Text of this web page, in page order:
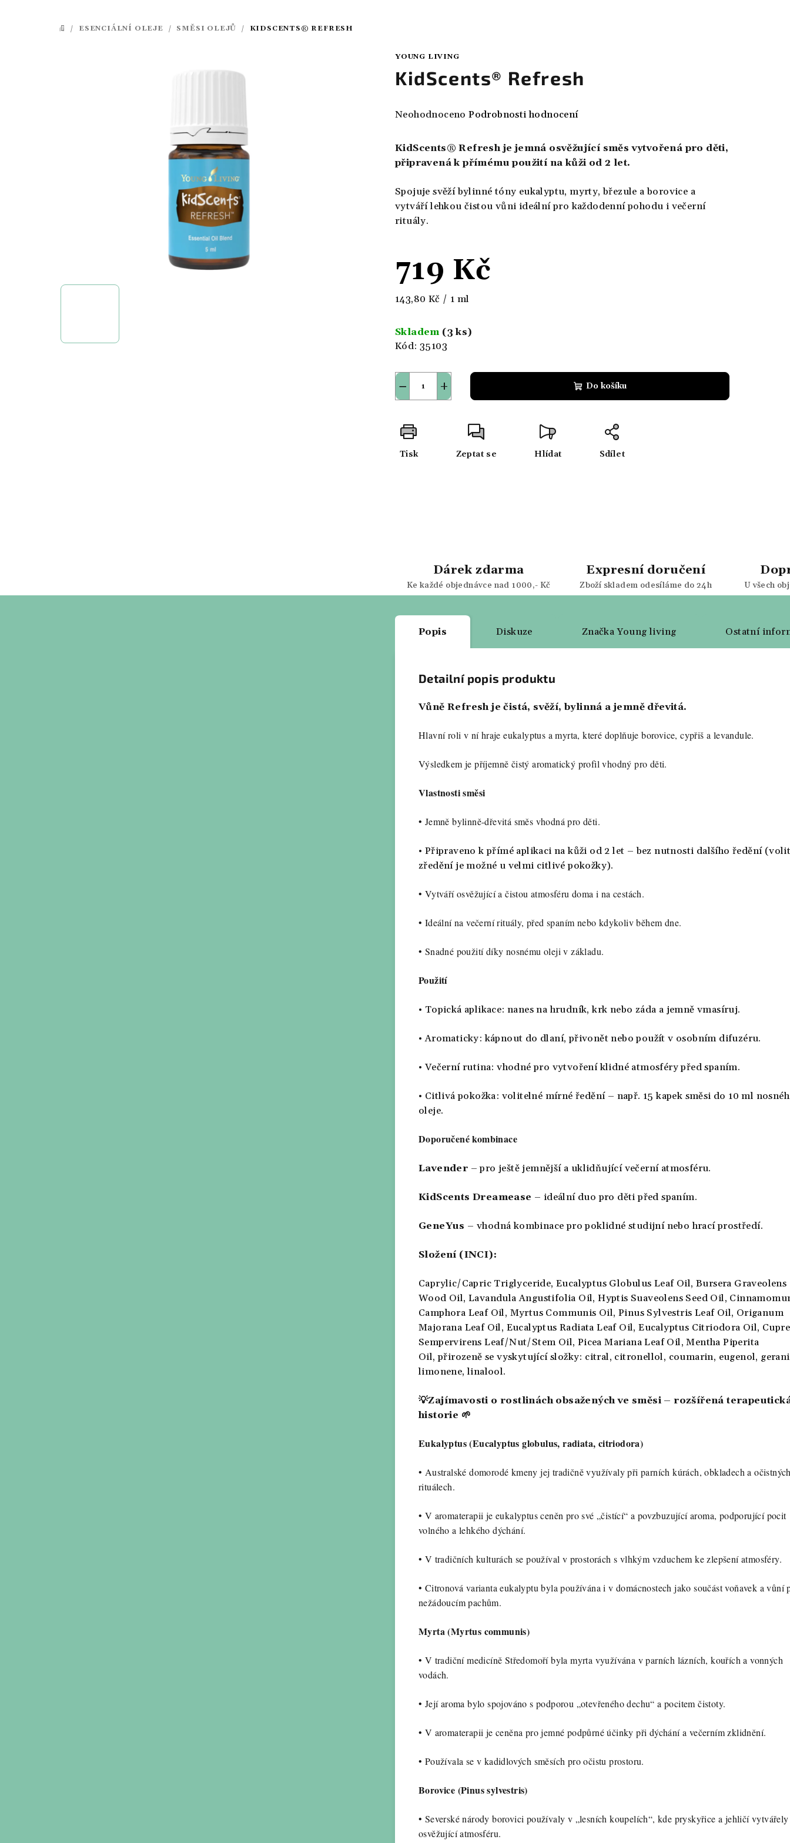
DOMŮ
/ ESENCIÁLNÍ OLEJE / SMĚSI OLEJŮ / KIDSCENTS® REFRESH
YOUNG LIVING
KidScents® Refresh
Průměrné
produktu
je
0,0
hvězdiček.
Neohodnoceno Podrobnosti hodnocení
KidScents® Refresh je jemná osvěžující směs vytvořená pro děti,
připravená k přímému použití na kůži od 2 let.
Spojuje svěží bylinné tóny eukalyptu, myrty, březule a borovice a
vytváří lehkou čistou vůni ideální pro každodenní pohodu i večerní
rituály.
719 Kč
Měrná
143,80 Kč / 1 ml
Skladem (3 ks)
Kód: 35103
+
− Do košíku
Tisk Zeptat se Hlídat Sdílet
Dárek zdarma
Ke každé objednávce nad 1000,- Kč
Expresní doručení
Zboží skladem odesíláme do 24h U všech
Popis Diskuze Značka Young living Ostatní
Detailní popis produktu
Vůně Refresh je čistá, svěží, bylinná a jemně dřevitá.
Hlavní roli v ní hraje eukalyptus a myrta, které doplňuje borovice, cypřiš a levandule.
Výsledkem je příjemně čistý aromatický profil vhodný pro děti.
Vlastnosti směsi
• Jemně bylinně-dřevitá směs vhodná pro děti.
• Připraveno k přímé aplikaci na kůži od 2 let – bez nutnosti dalšího ředění
zředění je možné u velmi citlivé pokožky).
• Vytváří osvěžující a čistou atmosféru doma i na cestách.
• Ideální na večerní rituály, před spaním nebo kdykoliv během dne.
• Snadné použití díky nosnému oleji v základu.
Použití
• Topická aplikace: nanes na hrudník, krk nebo záda a jemně vmasíruj.
• Aromaticky: kápnout do dlaní, přivonět nebo použít v osobním difuzéru.
• Večerní rutina: vhodné pro vytvoření klidné atmosféry před spaním.
• Citlivá pokožka: volitelné mírné ředění – např. 15 kapek směsi do 10 ml
oleje.
Doporučené kombinace
Lavender – pro ještě jemnější a uklidňující večerní atmosféru.
KidScents Dreamease – ideální duo pro děti před spaním.
GeneYus – vhodná kombinace pro poklidné studijní nebo hrací prostředí.
Složení (INCI):
Caprylic/Capric Triglyceride, Eucalyptus Globulus Leaf Oil, Bursera Graveolens
Wood Oil,Lavandula Angustifolia Oil,Hyptis Suaveolens Seed Oil,
Camphora Leaf Oil, Myrtus Communis Oil,Pinus Sylvestris Leaf Oil, Origanum
Majorana Leaf Oil, Eucalyptus Radiata Leaf Oil,Eucalyptus Citriodora Oil,
Sempervirens Leaf/Nut/Stem Oil, Picea Mariana Leaf Oil,Mentha Piperita
Oil,přirozeně se vyskytující složky: citral, citronellol, coumarin, eugenol,
limonene, linalool.
💡Zajímavosti o rostlinách obsažených ve směsi – rozšířená
historie 🌱
Eukalyptus (Eucalyptus globulus, radiata, citriodora)
• Australské domorodé kmeny jej tradičně využívaly při parních kúrách, obkladech a
rituálech.
• V aromaterapii je eukalyptus ceněn pro své „čistící“ a povzbuzující aroma, podporující pocit
volného a lehkého dýchání.
• V tradičních kulturách se používal v prostorách s vlhkým vzduchem ke zlepšení atmosféry.
• Citronová varianta eukalyptu byla používána i v domácnostech jako součást voňavek a vůní
nežádoucím pachům.
Myrta (Myrtus communis)
• V tradiční medicíně Středomoří byla myrta využívána v parních lázních, kouřích a vonných
vodách.
• Její aroma bylo spojováno s podporou „otevřeného dechu“ a pocitem čistoty.
• V aromaterapii je ceněna pro jemné podpůrné účinky při dýchání a večerním zklidnění.
• Používala se v kadidlových směsích pro očistu prostoru.
Borovice (Pinus sylvestris)
• Severské národy borovici používaly v „lesních koupelích“, kde pryskyřice a jehličí vytvářely
osvěžující atmosféru.